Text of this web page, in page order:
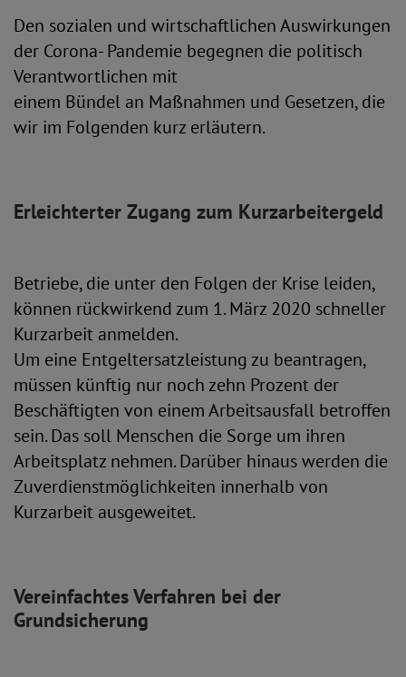
Den sozialen und wirtschaftlichen Auswirkungen
der Corona- Pandemie begegnen die politisch
Verantwortlichen mit
einem Bündel an Maßnahmen und Gesetzen, die
wir im Folgenden kurz erläutern.
Erleichterter Zugang zum Kurzarbeitergeld
Betriebe, die unter den Folgen der Krise leiden,
können rückwirkend zum 1. März 2020 schneller
Kurzarbeit anmelden.
Um eine Entgeltersatzleistung zu beantragen,
müssen künftig nur noch zehn Prozent der
Beschäftigten von einem Arbeitsausfall betroffen
sein. Das soll Menschen die Sorge um ihren
Arbeitsplatz nehmen. Darüber hinaus werden die
Zuverdienstmöglichkeiten innerhalb von
Kurzarbeit ausgeweitet.
Vereinfachtes Verfahren bei der
Grundsicherung